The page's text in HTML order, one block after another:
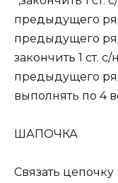
предыдущего
предыдущего
закончить 1 ст.
предыдущего
выполнять по 4
ШАПОЧКА
Связать цепочку